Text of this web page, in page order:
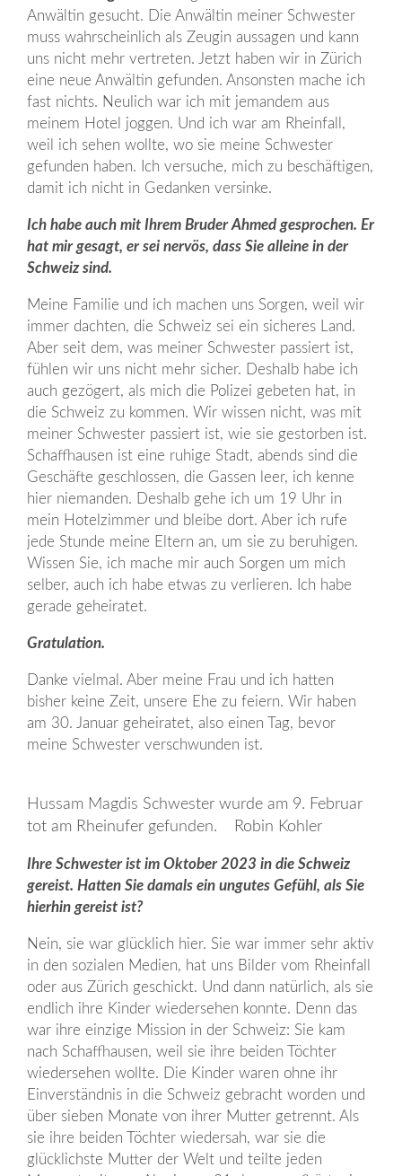
Anwältin gesucht. Die Anwältin meiner Schwester
muss wahrscheinlich als Zeugin aussagen und kann
uns nicht mehr vertreten. Jetzt haben wir in Zürich
eine neue Anwältin gefunden. Ansonsten mache ich
fast nichts. Neulich war ich mit jemandem aus
meinem Hotel joggen. Und ich war am Rheinfall,
weil ich sehen wollte, wo sie meine Schwester
gefunden haben. Ich versuche, mich zu beschäftigen,
damit ich nicht in Gedanken versinke.
Ich habe auch mit Ihrem Bruder Ahmed gesprochen. Er
hat mir gesagt, er sei nervös, dass Sie alleine in der
Schweiz sind.
Meine Familie und ich machen uns Sorgen, weil wir
immer dachten, die Schweiz sei ein sicheres Land.
Aber seit dem, was meiner Schwester passiert ist,
fühlen wir uns nicht mehr sicher. Deshalb habe ich
auch gezögert, als mich die Polizei gebeten hat, in
die Schweiz zu kommen. Wir wissen nicht, was mit
meiner Schwester passiert ist, wie sie gestorben ist.
Schaffhausen ist eine ruhige Stadt, abends sind die
Geschäfte geschlossen, die Gassen leer, ich kenne
hier niemanden. Deshalb gehe ich um 19 Uhr in
mein Hotelzimmer und bleibe dort. Aber ich rufe
jede Stunde meine Eltern an, um sie zu beruhigen.
Wissen Sie, ich mache mir auch Sorgen um mich
selber, auch ich habe etwas zu verlieren. Ich habe
gerade geheiratet.
Gratulation.
Danke vielmal. Aber meine Frau und ich hatten
bisher keine Zeit, unsere Ehe zu feiern. Wir haben
am 30. Januar geheiratet, also einen Tag, bevor
meine Schwester verschwunden ist.
Hussam Magdis Schwester wurde am 9. Februar
tot am Rheinufer gefunden. Robin Kohler
Ihre Schwester ist im Oktober 2023 in die Schweiz
gereist. Hatten Sie damals ein ungutes Gefühl, als Sie
hierhin gereist ist?
Nein, sie war glücklich hier. Sie war immer sehr aktiv
in den sozialen Medien, hat uns Bilder vom Rheinfall
oder aus Zürich geschickt. Und dann natürlich, als sie
endlich ihre Kinder wiedersehen konnte. Denn das
war ihre einzige Mission in der Schweiz: Sie kam
nach Schaffhausen, weil sie ihre beiden Töchter
wiedersehen wollte. Die Kinder waren ohne ihr
Einverständnis in die Schweiz gebracht worden und
über sieben Monate von ihrer Mutter getrennt. Als
sie ihre beiden Töchter wiedersah, war sie die
glücklichste Mutter der Welt und teilte jeden